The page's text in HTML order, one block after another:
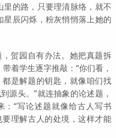
里的路，只要理清脉络，就不
星辰闪烁，粉灰悄悄落上她的
贺园自有办法。她把真题拆
着学生逐字推敲：“你们看，
是解题的钥匙，就像咱们找
源头。”就连抽象的论述题，
“写论述题就像给古人写书
理解古人的处境，这样才能